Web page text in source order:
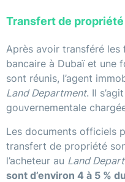
Transfert de propriété
Après avoir transféré
bancaire à Dubaï et une
sont réunis, l’agent
Land Department. Il
gouvernementale
Les documents officiels
transfert de propriété
l’acheteur au Land
sont d’environ 4 à 5 %